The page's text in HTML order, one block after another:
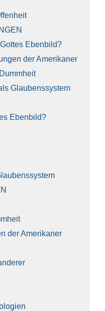
Eben­bild?
der Ame­ri­ka­ner
Glau­bens­sys­tem
Eben­bild?
der Ame­ri­ka­ner